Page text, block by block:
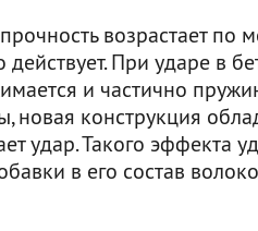
возрастает по
При ударе в
и частично
новая конструкция
удар. Такого эффекта
в его состав